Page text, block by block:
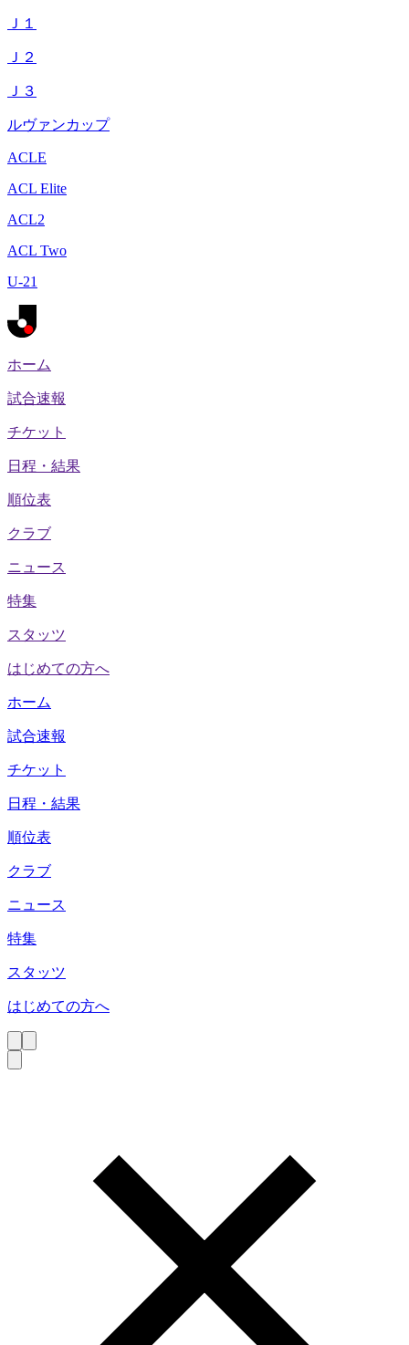
Ｊ１
Ｊ２
Ｊ３
ルヴァンカップ
ACLE
ACL Elite
ACL2
ACL Two
U-21
ホーム
試合速報
チケット
日程・結果
順位表
クラブ
ニュース
特集
スタッツ
はじめての方へ
ホーム
試合速報
チケット
日程・結果
順位表
クラブ
ニュース
特集
スタッツ
はじめての方へ